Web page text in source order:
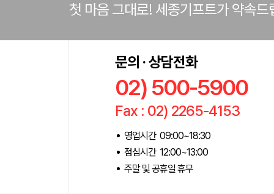
첫 마음 그대로! 세종기프트가 약속드
문의 · 상담전화
02) 500-5900
Fax : 02) 2265-4153
영업시간 09:00~18:30
점심시간 12:00~13:00
주말 및 공휴일 휴무